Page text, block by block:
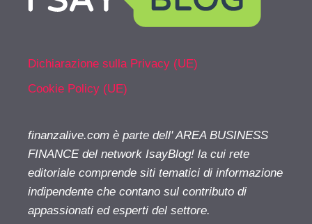
Dichiarazione sulla Privacy (UE)
Cookie Policy (UE)
finanzalive.com è parte dell' AREA BUSINESS
FINANCE del network IsayBlog! la cui rete
editoriale comprende siti tematici di informazione
indipendente che contano sul contributo di
appassionati ed esperti del settore.